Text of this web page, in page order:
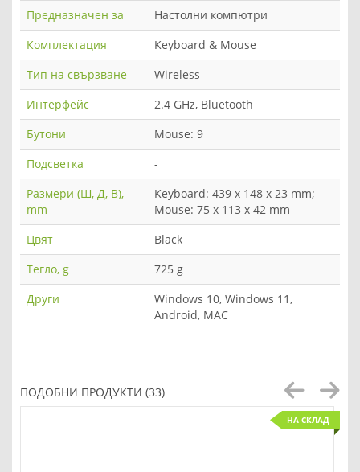
Предназначен за
Настолни компютри
Комплектация
Keyboard & Mouse
Тип на свързване
Wireless
Интерфейс
2.4 GHz, Bluetooth
Бутони
Mouse: 9
Подсветка
-
Размери (Ш, Д, В),
mm
Keyboard: 439 x 148 x 23 mm;
Mouse: 75 x 113 x 42 mm
Цвят
Black
Тегло, g
725 g
Други
Windows 10, Windows 11,
Android, MAC
ПОДОБНИ ПРОДУКТИ (33)
НА СКЛАД